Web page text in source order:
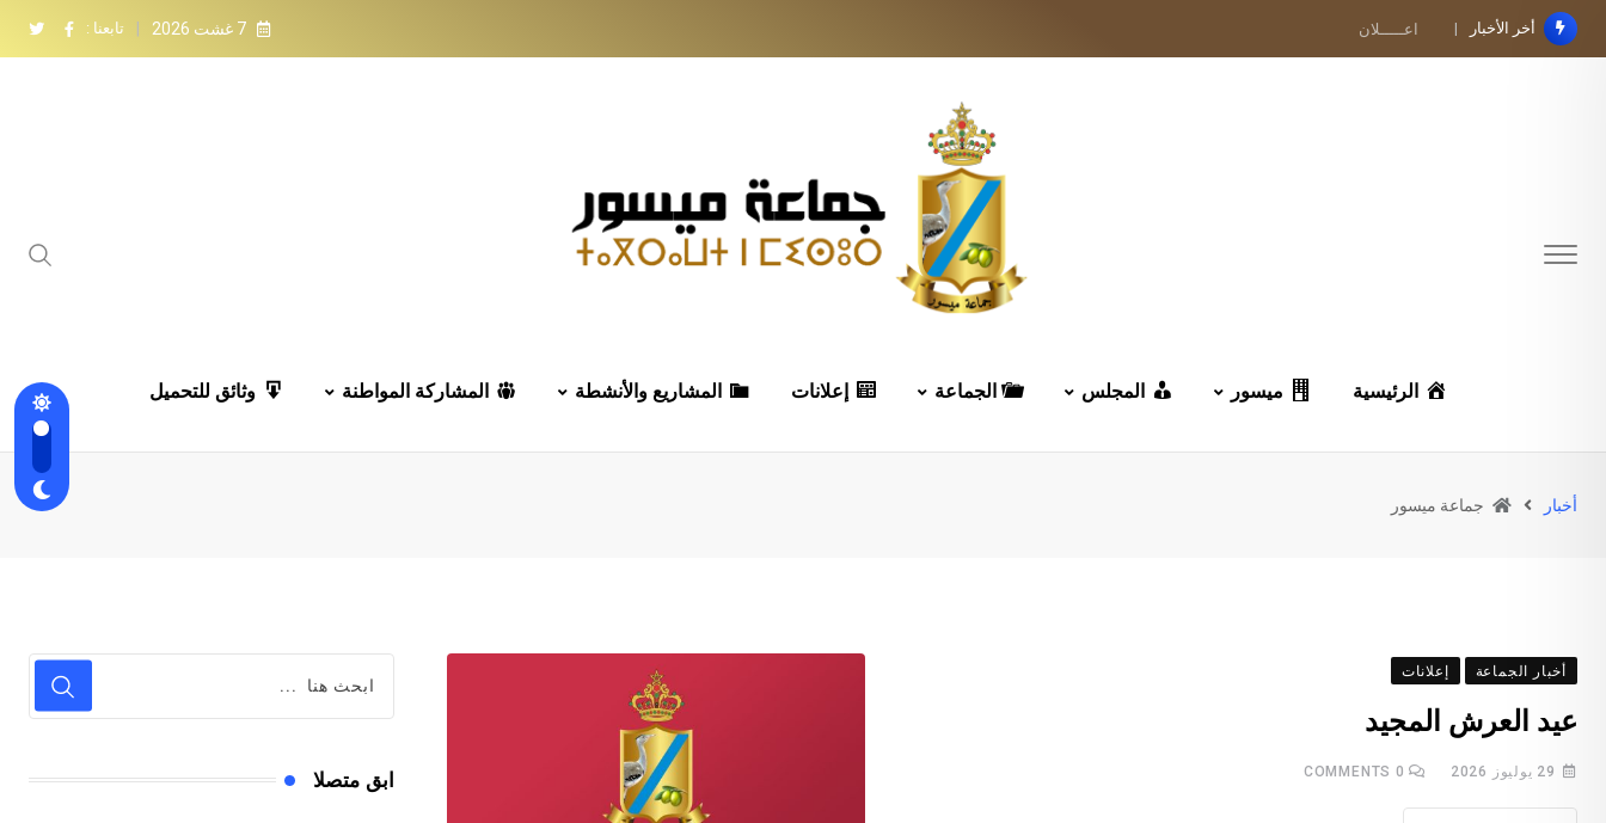
Skip
أخر الأخبار اعـــــلان 7 غشت 2026 تابعنا :
الرئيسية ميسور المجلس الجماعة إعلانات المشاريع والأنشطة المشاركة المواطنة وثائق للتحميل
أخبار جماعة ميسور
أخبار الجماعة إعلانات
عيد العرش المجيد
29 يوليوز 2026 0 ابق متصلا